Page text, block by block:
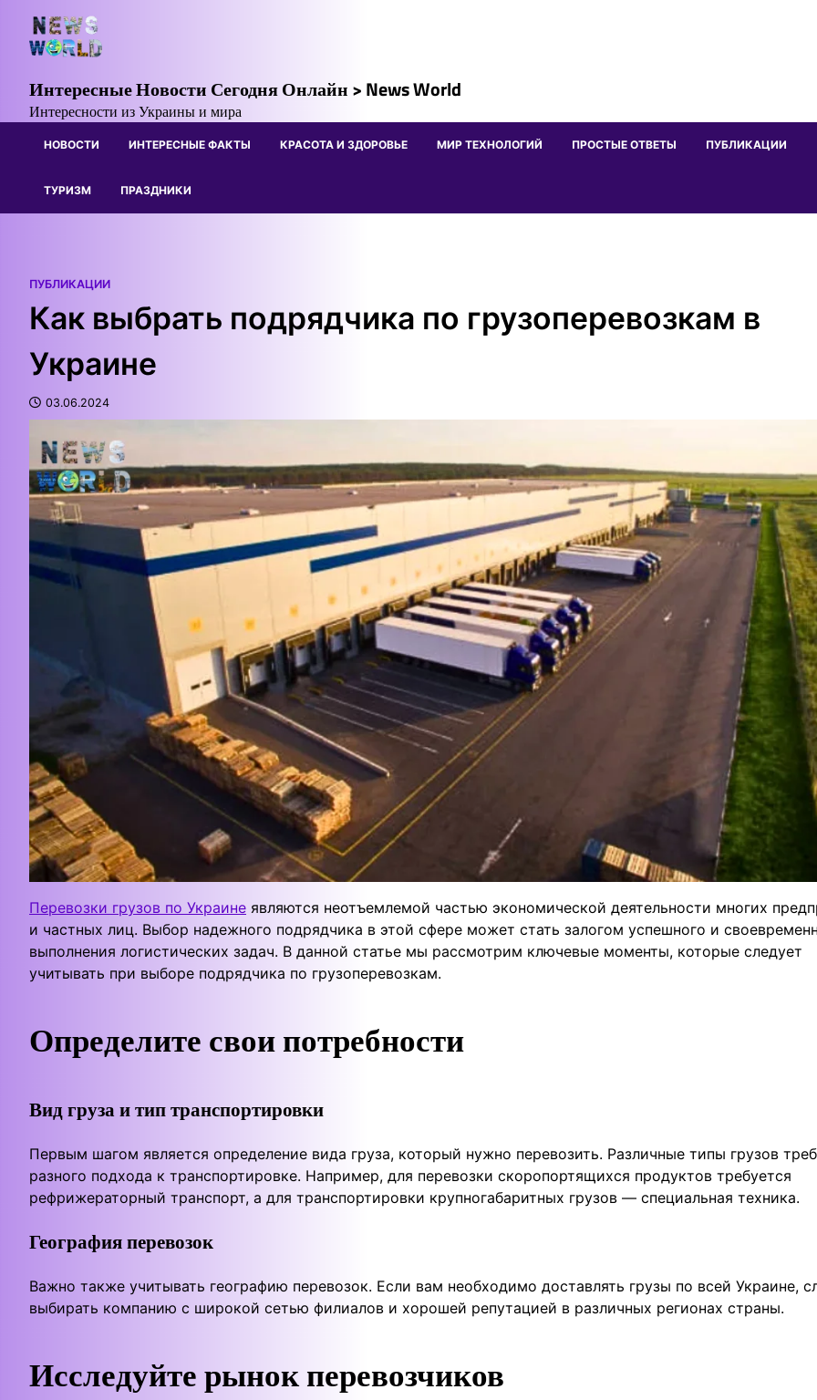
content
Интересные Новости Сегодня Онлайн > News World
Интересности из Украины и мира
НОВОСТИ ИНТЕРЕСНЫЕ ФАКТЫ КРАСОТА И ЗДОРОВЬЕ МИР ТЕХНОЛОГИЙ ПРОСТЫЕ ОТВЕТЫ ПУБЛИКАЦИИ
ТУРИЗМ ПРАЗДНИКИ
ПУБЛИКАЦИИ
Как выбрать подрядчика по грузоперевозкам в
Украине
03.06.2024
Перевозки грузов по Украине являются неотъемлемой частью экономической деятельности многих
и частных лиц. Выбор надежного подрядчика в этой сфере может стать залогом успешного и
выполнения логистических задач. В данной статье мы рассмотрим ключевые моменты, которые следует
учитывать при выборе подрядчика по грузоперевозкам.
Определите свои потребности
Вид груза и тип транспортировки
Первым шагом является определение вида груза, который нужно перевозить. Различные типы грузов
разного подхода к транспортировке. Например, для перевозки скоропортящихся продуктов требуется
рефрижераторный транспорт, а для транспортировки крупногабаритных грузов — специальная техника.
География перевозок
Важно также учитывать географию перевозок. Если вам необходимо доставлять грузы по всей Украине,
выбирать компанию с широкой сетью филиалов и хорошей репутацией в различных регионах страны.
Исследуйте рынок перевозчиков